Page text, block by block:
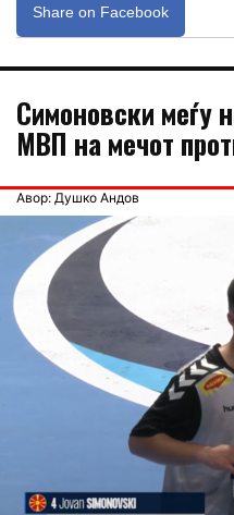
Share on Facebook
Симоновски меѓу
МВП на мечот
Авор: Душко Андов